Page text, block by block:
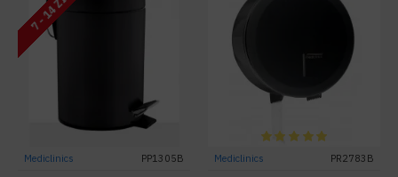
Mediclinics PP1305B Mediclinics PR2783B